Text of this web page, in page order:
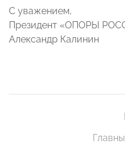
С уважением,
Президент «ОПОРЫ
Александр Калинин